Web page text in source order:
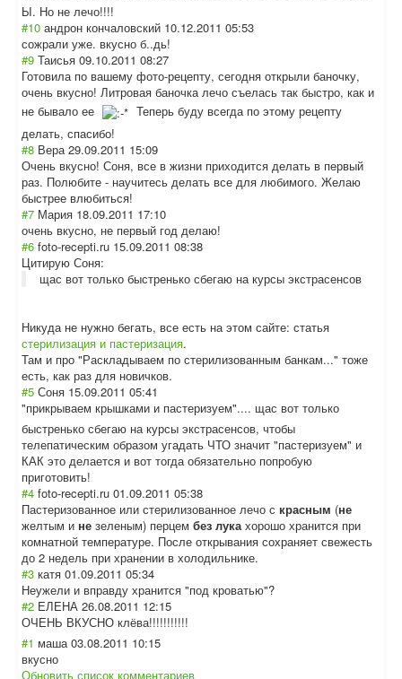
Ы. Но не лечо!!!!
#10 андрон кончаловский 10.12.2011 05:53
сожрали уже. вкусно б..дь!
#9 Таисья 09.10.2011 08:27
Готовила по вашему фото-рецепту, сегодня открыли баночку,
очень вкусно! Литровая баночка лечо съелась так быстро, как и
не бывало ее
Теперь буду всегда по этому рецепту
делать, спасибо!
#8 Вера 29.09.2011 15:09
Очень вкусно! Соня, все в жизни приходится делать в первый
раз. Полюбите - научитесь делать все для любимого. Желаю
быстрее влюбиться!
#7 Мария 18.09.2011 17:10
очень вкусно, не первый год делаю!
#6 foto-recepti.ru 15.09.2011 08:38
Цитирую Соня:
щас вот только быстренько сбегаю на курсы экстрасенсов
Никуда не нужно бегать, все есть на этом сайте: статья
стерилизация и пастеризация.
Там и про "Раскладываем по стерилизованным банкам..." тоже
есть, как раз для новичков.
#5 Соня 15.09.2011 05:41
"прикрываем крышками и пастеризуем".... щас вот только
быстренько сбегаю на курсы экстрасенсов, чтобы
телепатическим образом угадать ЧТО значит "пастеризуем" и
КАК это делается и вот тогда обязательно попробую
приготовить!
#4 foto-recepti.ru 01.09.2011 05:38
Пастеризованное или стерилизованное лечо с красным (не
желтым и не зеленым) перцем без лука хорошо хранится при
комнатной температуре. После открывания сохраняет свежесть
до 2 недель при хранении в холодильнике.
#3 катя 01.09.2011 05:34
Неужели и вправду хранится "под кроватью"?
#2 ЕЛЕНА 26.08.2011 12:15
ОЧЕНЬ ВКУСНО клёва!!!!!!!!!!!
#1 маша 03.08.2011 10:15
вкусно
Обновить список комментариев